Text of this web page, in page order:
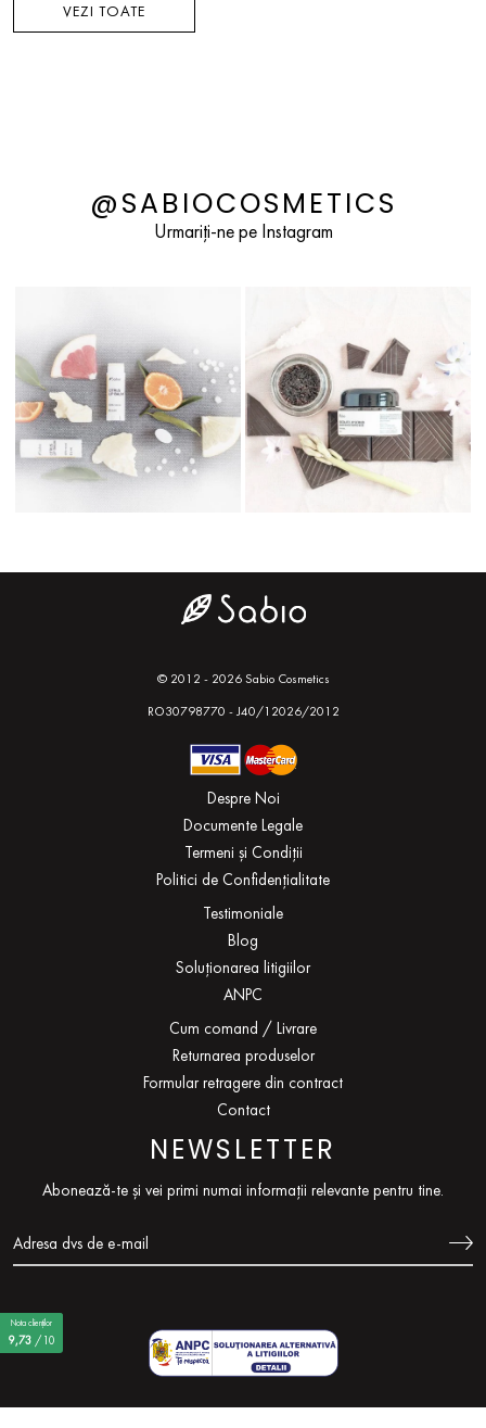
VEZI TOATE
@SABIOCOSMETICS
Urmariți-ne pe Instagram
© 2012 - 2026 Sabio Cosmetics
RO30798770 - J40/12026/2012
Despre Noi
Documente Legale
Termeni și Condiții
Politici de Confidențialitate
Testimoniale
Blog
Soluționarea litigiilor
ANPC
Cum comand / Livrare
Returnarea produselor
Formular retragere din contract
Contact
NEWSLETTER
Abonează-te și vei primi numai informații relevante pentru tine.
Nota clienților
9,73/10